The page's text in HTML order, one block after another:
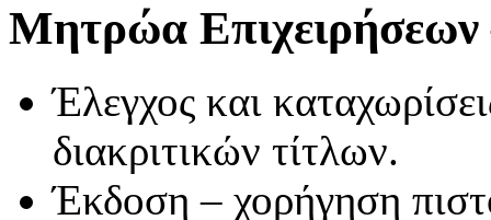
Μητρώα
Έλεγχος και
διακριτικών τίτλων.
Έκδοση – χορήγηση